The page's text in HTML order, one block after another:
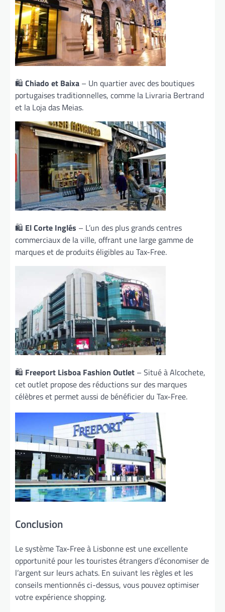
🛍️ Chiado et Baixa – Un quartier avec des boutiques
portugaises traditionnelles, comme la Livraria Bertrand
et la Loja das Meias.
🛍️ El Corte Inglés – L’un des plus grands centres
commerciaux de la ville, offrant une large gamme de
marques et de produits éligibles au Tax-Free.
🛍️ Freeport Lisboa Fashion Outlet – Situé à Alcochete,
cet outlet propose des réductions sur des marques
célèbres et permet aussi de bénéficier du Tax-Free.
Conclusion
Le système Tax-Free à Lisbonne est une excellente
opportunité pour les touristes étrangers d’économiser de
l’argent sur leurs achats. En suivant les règles et les
conseils mentionnés ci-dessus, vous pouvez optimiser
votre expérience shopping.